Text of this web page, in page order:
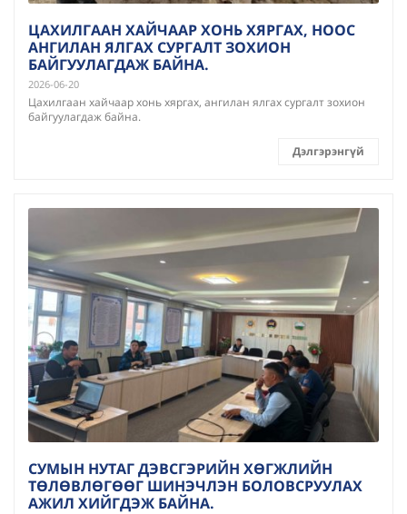
ЦАХИЛГААН ХАЙЧААР ХОНЬ ХЯРГАХ, НООС
АНГИЛАН ЯЛГАХ СУРГАЛТ ЗОХИОН
БАЙГУУЛАГДАЖ БАЙНА.
2026-06-20
Цахилгаан хайчаар хонь хяргах, ангилан ялгах сургалт зохион
байгуулагдаж байна.
Дэлгэрэнгүй
СУМЫН НУТАГ ДЭВСГЭРИЙН ХӨГЖЛИЙН
ТӨЛӨВЛӨГӨӨГ ШИНЭЧЛЭН БОЛОВСРУУЛАХ
АЖИЛ ХИЙГДЭЖ БАЙНА.